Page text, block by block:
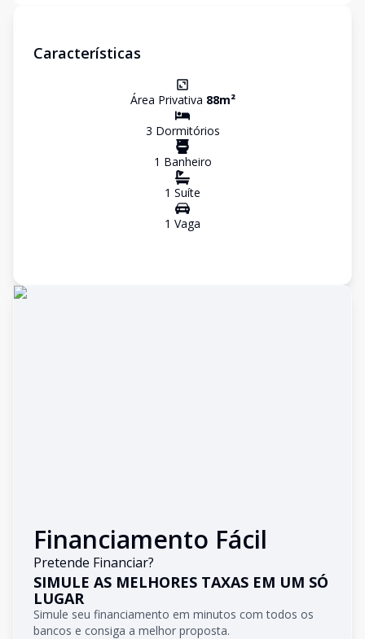
Características
Área Privativa 88m²
3 Dormitórios
1 Banheiro
1 Suíte
1 Vaga
Financiamento Fácil
Pretende Financiar?
SIMULE AS MELHORES TAXAS EM UM SÓ
LUGAR
Simule seu financiamento em minutos com todos os
bancos e consiga a melhor proposta.